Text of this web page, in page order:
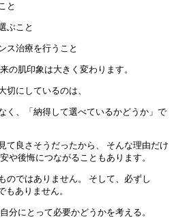
と
ぶこと
ス治療を行うこと
の肌印象は大きく変わります。
切にしているのは、
く、「納得して選べているかどうか」で
て良さそうだったから、 そんな理由だけ
や後悔につながることもあります。
のではありません。 そして、必ずし
もありません。
分にとって必要かどうかを考える。